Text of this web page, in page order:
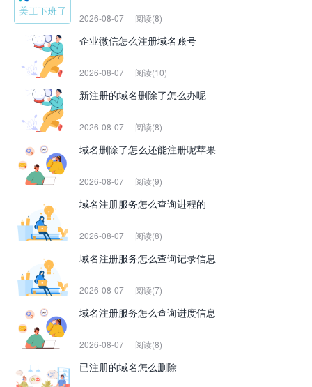
2026-08-07 阅读(8)
企业微信怎么注册域名账号
2026-08-07 阅读(10)
新注册的域名删除了怎么办呢
2026-08-07 阅读(8)
域名删除了怎么还能注册呢苹果
2026-08-07 阅读(9)
域名注册服务怎么查询进程的
2026-08-07 阅读(8)
域名注册服务怎么查询记录信息
2026-08-07 阅读(7)
域名注册服务怎么查询进度信息
2026-08-07 阅读(8)
已注册的域名怎么删除